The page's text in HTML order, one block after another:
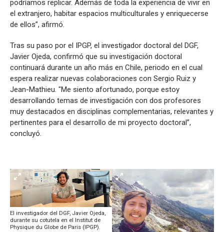
El investigador del DGF, Javier Ojeda,
durante su cotutela en el Institut de
Physique du Globe de Paris (IPGP).
podríamos replicar. Además de toda la experiencia de vivir en
el extranjero, habitar espacios multiculturales y enriquecerse
de ellos”, afirmó.
Tras su paso por el IPGP, el investigador doctoral del DGF,
Javier Ojeda, confirmó que su investigación doctoral
continuará durante un año más en Chile, periodo en el cual
espera realizar nuevas colaboraciones con Sergio Ruiz y
Jean-Mathieu. "Me siento afortunado, porque estoy
desarrollando temas de investigación con dos profesores
muy destacados en disciplinas complementarias, relevantes y
pertinentes para el desarrollo de mi proyecto doctoral”,
concluyó.